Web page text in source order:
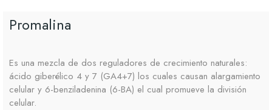
Promalina
Es una mezcla de dos reguladores de crecimiento naturales:
ácido giberélico 4 y 7 (GA4+7) los cuales causan alargamiento
celular y 6-benziladenina (6-BA) el cual promueve la división
celular.